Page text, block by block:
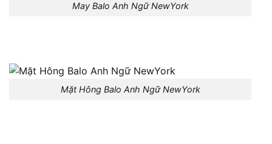
May Balo Anh Ngữ NewYork
Mặt Hông Balo Anh Ngữ NewYork